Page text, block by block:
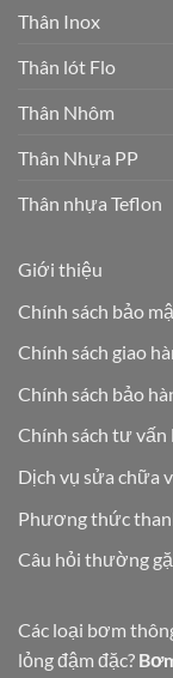
Thân Inox
Thân lót Flo
Thân Nhôm
Thân Nhựa PP
Thân nhựa Teflon
Giới thiệu
Chính sách bảo
Chính sách giao
Chính sách bảo
Chính sách tư vấn
Dịch vụ sửa chữa
Phương thức
Câu hỏi thường
Các loại bơm
lỏng đậm đặc?